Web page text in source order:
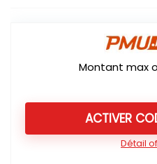
Montant max
ACTIVER
Détail